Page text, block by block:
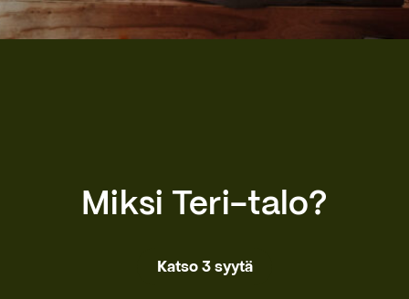
Miksi Teri-talo?
Katso 3 syytä